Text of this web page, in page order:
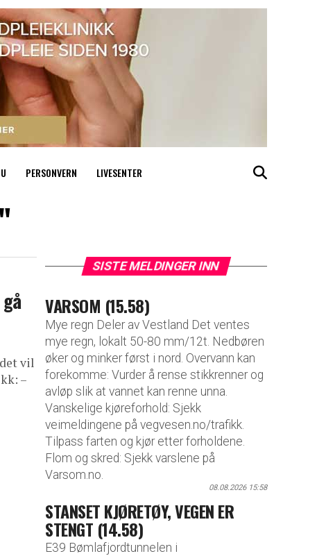
PERSONVERN LIVESENTER
vil
–
SISTE MELDINGER INN
VARSOM (15.58)
Mye regn Deler av Vestland Det ventes
mye regn, lokalt 50-80 mm/12t. Nedbøren
øker og minker først i nord. Overvann kan
forekomme: Vurder å rense stikkrenner og
avløp slik at vannet kan renne unna.
Vanskelige kjøreforhold: Sjekk
veimeldingene på vegvesen.no/trafikk.
Tilpass farten og kjør etter forholdene.
Flom og skred: Sjekk varslene på
Varsom.no.
08.08.2026 15:58
STANSET KJØRETØY, VEGEN ER
STENGT (14.58)
E39 Bømlafjordtunnelen i